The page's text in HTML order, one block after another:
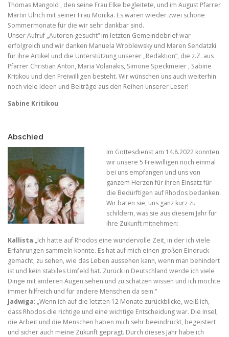
Thomas Mangold , den seine Frau Elke begleitete, und im August Pfarrer
Martin Ulrich mit seiner Frau Monika. Es waren wieder zwei schöne
Sommermonate für die wir sehr dankbar sind.
Unser Aufruf „Autoren gesucht“ im letzten Gemeindebrief war
erfolgreich und wir danken Manuela Wroblewsky und Maren Sendatzki
für ihre Artikel und die Unterstützung unserer „Redaktion“, die z.Z. aus
Pfarrer Christian Anton, Maria Volanakis, Simone Speckmeier , Sabine
Kritikou und den Freiwilligen besteht. Wir wünschen uns auch weiterhin
noch viele Ideen und Beiträge aus den Reihen unserer Leser!
Sabine Kritikou
Abschied
Im Gottesdienst am 14.8.2022 konnten
wir unsere 5 Freiwilligen noch einmal
bei uns empfangen und uns von
ganzem Herzen für ihren Einsatz für
die Bedürftigen auf Rhodos bedanken.
Wir baten sie, uns ganz kurz zu
schildern, was sie aus diesem Jahr für
ihre Zukunft mitnehmen:
Kallista:„Ich hatte auf Rhodos eine wundervolle Zeit, in der ich viele
Erfahrungen sammeln konnte. Es hat auf mich einen großen Eindruck
gemacht, zu sehen, wie das Leben aussehen kann, wenn man behindert
ist und kein stabiles Umfeld hat. Zurück in Deutschland werde ich viele
Dinge mit anderen Augen sehen und zu schätzen wissen und ich möchte
immer hilfreich und für andere Menschen da sein.“
Jadwiga: „Wenn ich auf die letzten 12 Monate zurückblicke, weiß ich,
dass Rhodos die richtige und eine wichtige Entscheidung war. Die Insel,
die Arbeit und die Menschen haben mich sehr beeindruckt, begeistert
und sicher auch meine Zukunft geprägt. Durch dieses Jahr habe ich